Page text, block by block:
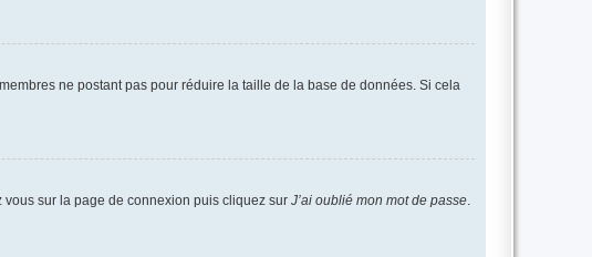
ne postant pas pour réduire la taille de la base de données. Si cela
sur la page de connexion puis cliquez sur J’ai oublié mon mot de passe.